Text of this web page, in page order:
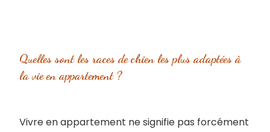
Quelles sont les races de chien les plus adaptées à
la vie en appartement ?
Vivre en appartement ne signifie pas forcément